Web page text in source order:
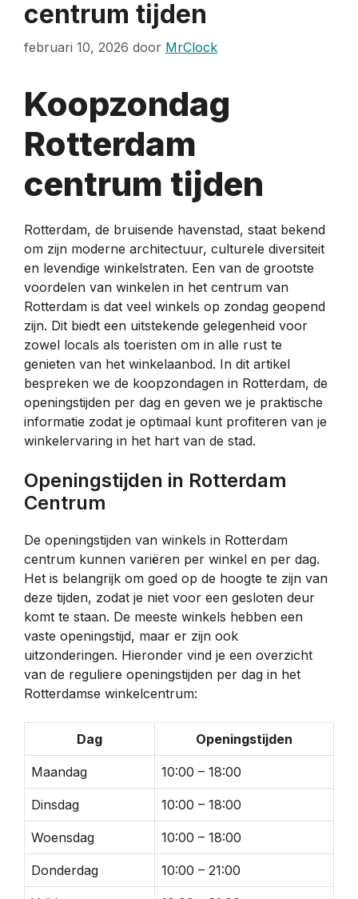
centrum tijden
februari 10, 2026 door MrClock
Koopzondag
Rotterdam
centrum tijden
Rotterdam, de bruisende havenstad, staat bekend
om zijn moderne architectuur, culturele diversiteit
en levendige winkelstraten. Een van de grootste
voordelen van winkelen in het centrum van
Rotterdam is dat veel winkels op zondag geopend
zijn. Dit biedt een uitstekende gelegenheid voor
zowel locals als toeristen om in alle rust te
genieten van het winkelaanbod. In dit artikel
bespreken we de koopzondagen in Rotterdam, de
openingstijden per dag en geven we je praktische
informatie zodat je optimaal kunt profiteren van je
winkelervaring in het hart van de stad.
Openingstijden in Rotterdam
Centrum
De openingstijden van winkels in Rotterdam
centrum kunnen variëren per winkel en per dag.
Het is belangrijk om goed op de hoogte te zijn van
deze tijden, zodat je niet voor een gesloten deur
komt te staan. De meeste winkels hebben een
vaste openingstijd, maar er zijn ook
uitzonderingen. Hieronder vind je een overzicht
van de reguliere openingstijden per dag in het
Rotterdamse winkelcentrum:
Dag Openingstijden
Maandag 10:00 – 18:00
Dinsdag 10:00 – 18:00
Woensdag 10:00 – 18:00
Donderdag 10:00 – 21:00